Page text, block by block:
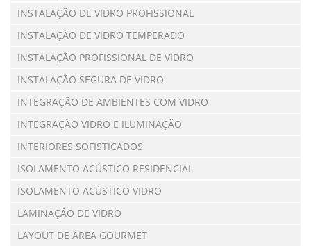
INSTALAÇÃO DE VIDRO PROFISSIONAL
INSTALAÇÃO DE VIDRO TEMPERADO
INSTALAÇÃO PROFISSIONAL DE VIDRO
INSTALAÇÃO SEGURA DE VIDRO
INTEGRAÇÃO DE AMBIENTES COM VIDRO
INTEGRAÇÃO VIDRO E ILUMINAÇÃO
INTERIORES SOFISTICADOS
ISOLAMENTO ACÚSTICO RESIDENCIAL
ISOLAMENTO ACÚSTICO VIDRO
LAMINAÇÃO DE VIDRO
LAYOUT DE ÁREA GOURMET